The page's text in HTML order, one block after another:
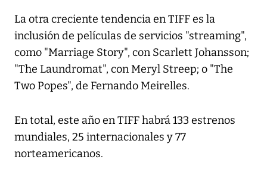
La otra creciente tendencia en TIFF es la
inclusión de películas de servicios "streaming",
como "Marriage Story", con Scarlett Johansson;
"The Laundromat", con Meryl Streep; o "The
Two Popes", de Fernando Meirelles.
En total, este año en TIFF habrá 133 estrenos
mundiales, 25 internacionales y 77
norteamericanos.